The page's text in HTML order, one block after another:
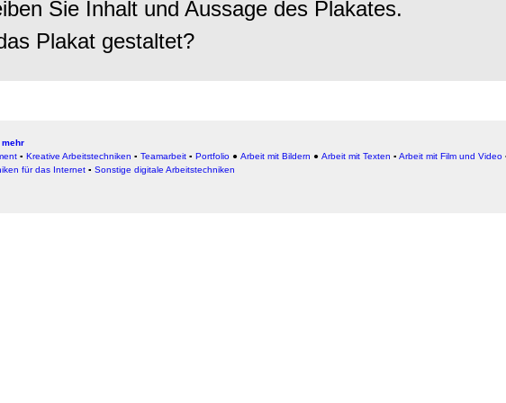
Sie Inhalt und Aussage des Plakates.
Plakat gestaltet?
mehr
▪ Kreative Arbeitstechniken ▪ Teamarbeit ▪ Portfolio ● Arbeit mit Bildern ● Arbeit mit Texten ▪ Arbeit mit Film und Video
für das Internet ▪ Sonstige digitale Arbeitstechniken